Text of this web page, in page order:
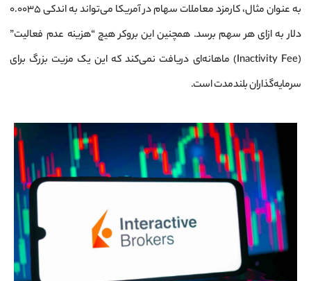
به عنوان مثال، کارمزد معاملات سهام در آمریکا می‌تواند به اندکی ۰.۰۰۳۵
دلار به ازای هر سهم برسد. همچنین این بروکر هیچ “هزینه عدم فعالیت”
(Inactivity Fee) ماهانه‌ای دریافت نمی‌کند که این یک مزیت بزرگ برای
سرمایه‌گذاران بلندمدت است.